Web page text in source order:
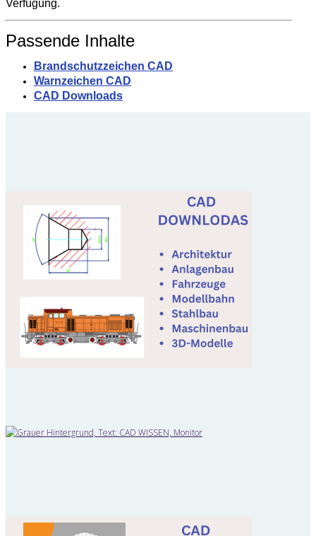
Verfügung.
Passende Inhalte
Brandschutzzeichen CAD
Warnzeichen CAD
CAD Downloads